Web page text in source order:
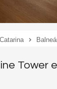
Tower